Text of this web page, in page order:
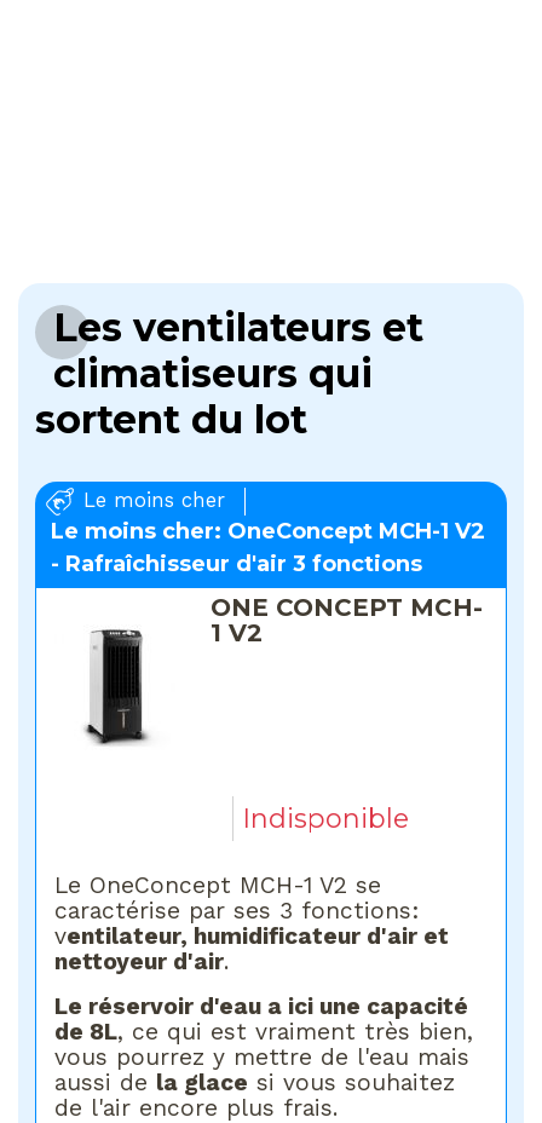
Les ventilateurs et
climatiseurs qui
sortent du lot
Le moins cher
Le moins cher: OneConcept MCH-1 V2
- Rafraîchisseur d'air 3 fonctions
ONE CONCEPT MCH-
1 V2
Indisponible
Le OneConcept MCH-1 V2 se
caractérise par ses 3 fonctions:
ventilateur, humidificateur d'air et
nettoyeur d'air.
Le réservoir d'eau a ici une capacité
de 8L, ce qui est vraiment très bien,
vous pourrez y mettre de l'eau mais
aussi de la glace si vous souhaitez
de l'air encore plus frais.